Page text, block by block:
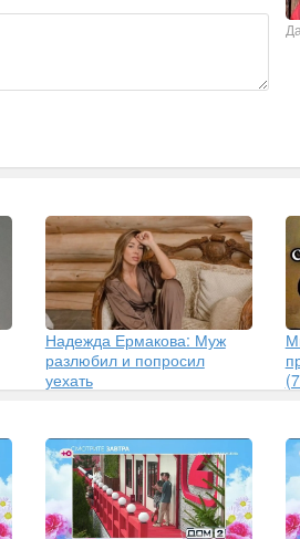
Надежда Ермакова: Муж
разлюбил и попросил
уехать